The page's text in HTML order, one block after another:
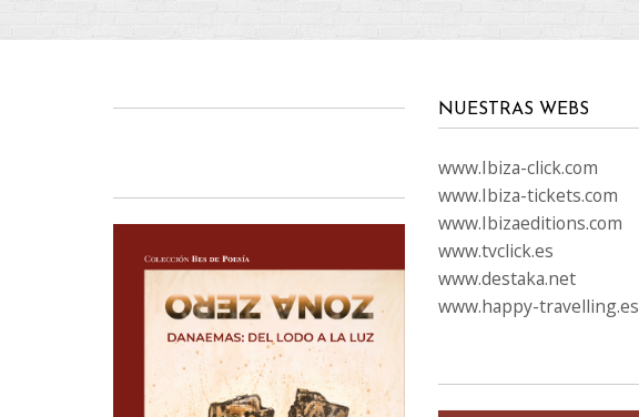
NUESTRAS WEBS
www.Ibiza-click.com
www.Ibiza-tickets.com
www.Ibizaeditions.com
www.tvclick.es
www.destaka.net
www.happy-travelling.es